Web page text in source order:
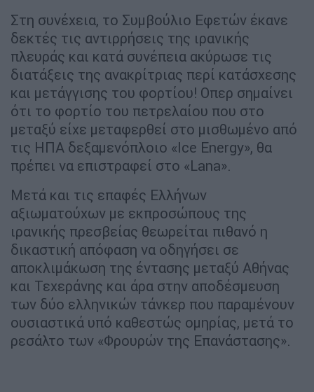
Στη συνέχεια, το Συμβούλιο Εφετών έκανε
δεκτές τις αντιρρήσεις της ιρανικής
πλευράς και κατά συνέπεια ακύρωσε τις
διατάξεις της ανακρίτριας περί κατάσχεσης
και μετάγγισης του φορτίου! Οπερ σημαίνει
ότι το φορτίο του πετρελαίου που στο
μεταξύ είχε μεταφερθεί στο μισθωμένο από
τις ΗΠΑ δεξαμενόπλοιο «Ice Energy», θα
πρέπει να επιστραφεί στο «Lana».
Μετά και τις επαφές Ελλήνων
αξιωματούχων με εκπροσώπους της
ιρανικής πρεσβείας θεωρείται πιθανό η
δικαστική απόφαση να οδηγήσει σε
αποκλιμάκωση της έντασης μεταξύ Αθήνας
και Τεχεράνης και άρα στην αποδέσμευση
των δύο ελληνικών τάνκερ που παραμένουν
ουσιαστικά υπό καθεστώς ομηρίας, μετά το
ρεσάλτο των «Φρουρών της Επανάστασης».